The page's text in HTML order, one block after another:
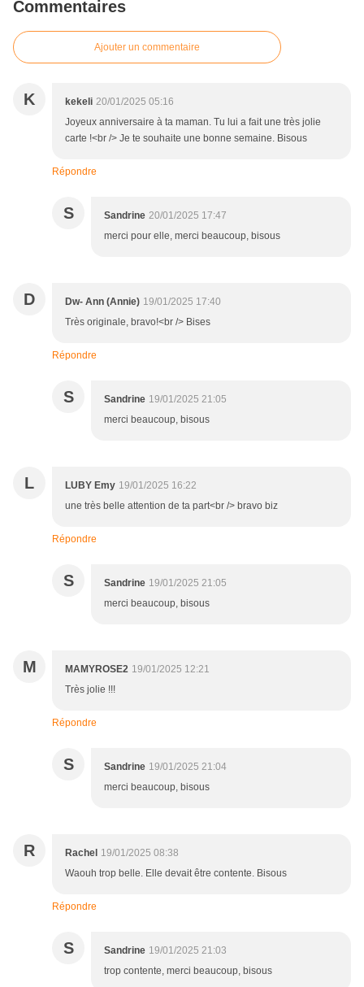
Commentaires
Ajouter un commentaire
K kekeli 20/01/2025 05:16
Joyeux anniversaire à ta maman. Tu lui a fait une très jolie
carte !<br /> Je te souhaite une bonne semaine. Bisous
Répondre
S Sandrine 20/01/2025 17:47
merci pour elle, merci beaucoup, bisous
D Dw- Ann (Annie) 19/01/2025 17:40
Très originale, bravo!<br /> Bises
Répondre
S Sandrine 19/01/2025 21:05
merci beaucoup, bisous
L LUBY Emy 19/01/2025 16:22
une très belle attention de ta part<br /> bravo biz
Répondre
S Sandrine 19/01/2025 21:05
merci beaucoup, bisous
M MAMYROSE2 19/01/2025 12:21
Très jolie !!!
Répondre
S Sandrine 19/01/2025 21:04
merci beaucoup, bisous
R Rachel 19/01/2025 08:38
Waouh trop belle. Elle devait être contente. Bisous
Répondre
S Sandrine 19/01/2025 21:03
trop contente, merci beaucoup, bisous